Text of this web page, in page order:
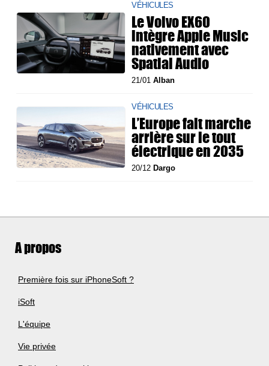
VÉHICULES
Le Volvo EX60
intègre Apple Music
nativement avec
Spatial Audio
21/01Alban
VÉHICULES
L’Europe fait marche
arrière sur le tout
électrique en 2035
20/12 Dargo
A propos
Première fois sur iPhoneSoft ?
iSoft
L'équipe
Vie privée